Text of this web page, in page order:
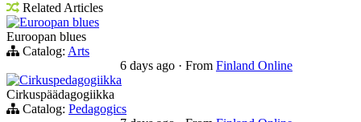
Related Articles
Euroopan blues
Euroopan blues
Catalog: Arts
6 days ago · From Finland Online
Cirkuspedagogiikka
Cirkuspäädagogiikka
Catalog: Pedagogics